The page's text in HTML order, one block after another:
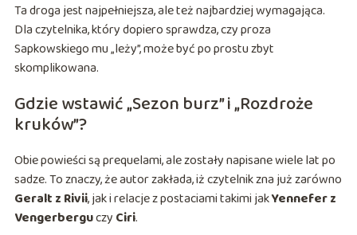
Ta droga jest najpełniejsza, ale też najbardziej wymagająca.
Dla czytelnika, który dopiero sprawdza, czy proza
Sapkowskiego mu „leży”, może być po prostu zbyt
skomplikowana.
Gdzie wstawić „Sezon burz” i „Rozdroże
kruków”?
Obie powieści są prequelami, ale zostały napisane wiele lat po
sadze. To znaczy, że autor zakłada, iż czytelnik zna już zarówno
Geralt z Rivii, jak i relacje z postaciami takimi jakYennefer z
Vengerberguczy Ciri.